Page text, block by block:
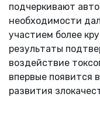
подчеркивают
необходимости
участием более
результаты
воздействие
впервые появится
развития